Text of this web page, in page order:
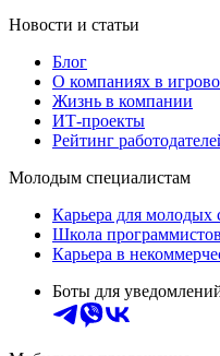
Новости и статьи
Блог
О компаниях в
Жизнь в компании
ИТ-проекты
Рейтинг
Молодым специалистам
Карьера для молодых
Школа программистов
Карьера в
Боты для